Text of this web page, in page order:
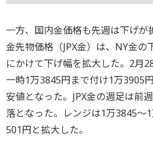
一方、国内金価格も先週は下げが
金先物価格（JPX金）は、NY金の
にかけて下げ幅を拡大した。2月
一時1万3845円まで付け1万3905
安値となった。JPX金の週足は前
落となった。レンジは1万3845～
501円と拡大した。